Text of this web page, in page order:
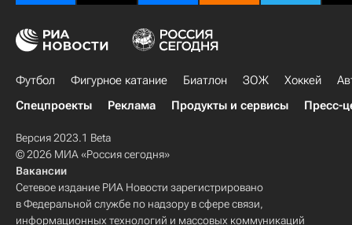
Футбол Фигурное катание Биатлон ЗОЖ Хоккей
Спецпроекты
Реклама Продукты и сервисы Пресс-
Версия 2023.1 Beta
© 2026 МИА «Россия сегодня»
Вакансии
Сетевое издание РИА Новости зарегистрировано
в Федеральной службе по надзору в сфере связи,
информационных технологий и массовых коммуникаций